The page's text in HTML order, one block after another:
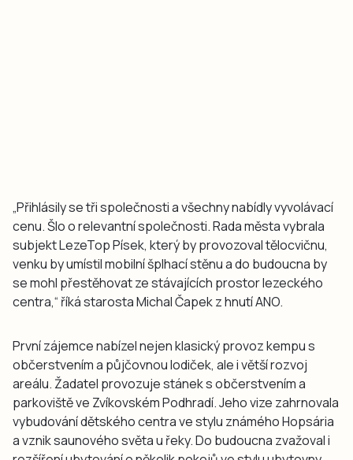
„Přihlásily se tři společnosti a všechny nabídly vyvolávací
cenu. Šlo o relevantní společnosti. Rada města vybrala
subjekt LezeTop Písek, který by provozoval tělocvičnu,
venku by umístil mobilní šplhací stěnu a do budoucna by
se mohl přestěhovat ze stávajících prostor lezeckého
centra,“ říká starosta Michal Čapek z hnutí ANO.
První zájemce nabízel nejen klasický provoz kempu s
občerstvením a půjčovnou lodiček, ale i větší rozvoj
areálu. Žadatel provozuje stánek s občerstvením a
parkoviště ve Zvíkovském Podhradí. Jeho vize zahrnovala
vybudování dětského centra ve stylu známého Hopsária
a vznik saunového světa u řeky. Do budoucna zvažoval i